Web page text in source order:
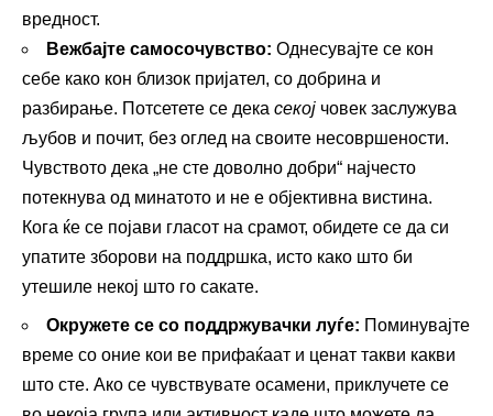
вредност.
Вежбајте самосочувство: Однесувајте се кон
себе како кон близок пријател, со добрина и
разбирање. Потсетете се дека секој човек заслужува
љубов и почит, без оглед на своите несовршености.
Чувството дека „не сте доволно добри“ најчесто
потекнува од минатото и не е објективна вистина.
Кога ќе се појави гласот на срамот, обидете се да си
упатите зборови на поддршка, исто како што би
утешиле некој што го сакате.
Окружете се со поддржувачки луѓе: Поминувајте
време со оние кои ве прифаќаат и ценат такви какви
што сте. Ако се чувствувате осамени, приклучете се